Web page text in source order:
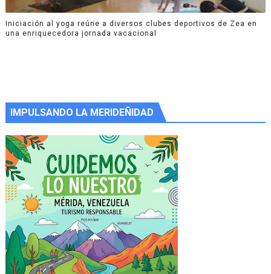
Iniciación al yoga reúne a diversos clubes deportivos de Zea en
una enriquecedora jornada vacacional
IMPULSANDO LA MERIDEÑIDAD